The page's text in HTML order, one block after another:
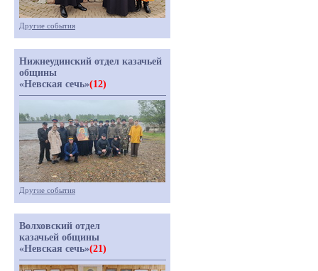
Другие события
Нижнеудинский отдел казачьей
общины
«Невская сечь»(12)
Другие события
Волховский отдел
казачьей общины
«Невская сечь»(21)